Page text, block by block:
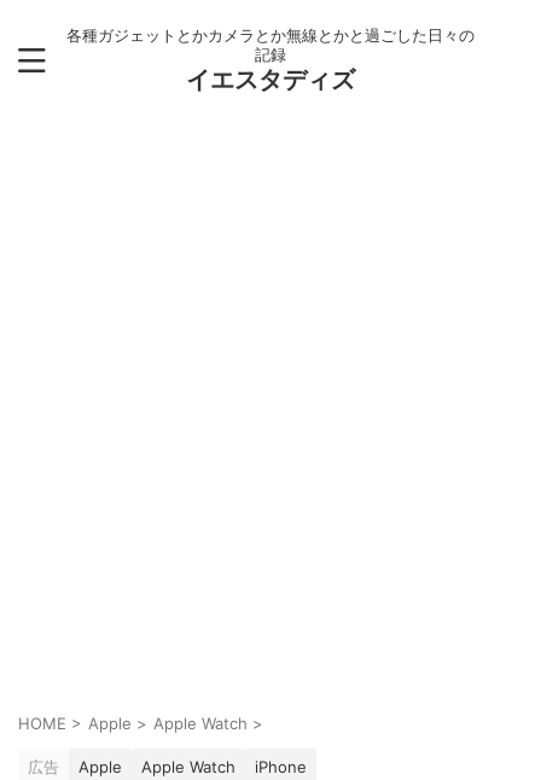
各種ガジェットとかカメラとか無線とかと過ごした日々の
記録
イエスタディズ
HOME > Apple > Apple Watch >
広告 Apple Apple Watch iPhone